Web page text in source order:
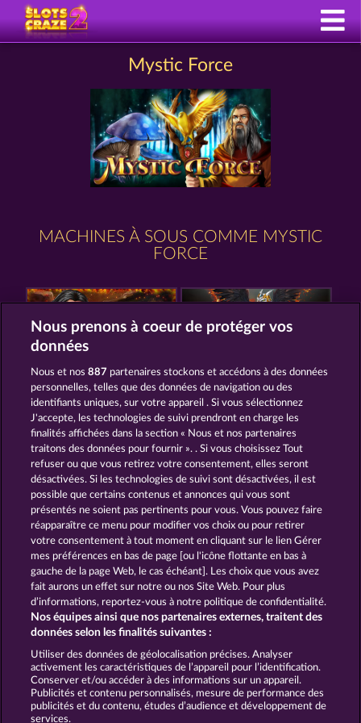
Mystic Force
MACHINES À SOUS COMME MYSTIC
FORCE
MIGHTY DRAGON THE GRIFFIN
THE LAND OF HEROES
CGU Charte de confidentialité
Mentions légales Société FAQ
Facebook
Envoyer la demande de rétractation
Nous prenons à coeur de protéger vos
données
Nous et nos887 partenaires stockons et accédons à des données
personnelles, telles que des données de navigation ou des
identifiants uniques, sur votre appareil . Si vous sélectionnez
J'accepte, les technologies de suivi prendront en charge les
finalités affichées dans la section « Nous et nos partenaires
traitons des données pour fournir ». . Si vous choisissez Tout
refuser ou que vous retirez votre consentement, elles seront
désactivées. Si les technologies de suivi sont désactivées, il est
possible que certains contenus et annonces qui vous sont
présentés ne soient pas pertinents pour vous. Vous pouvez faire
réapparaître ce menu pour modifier vos choix ou pour retirer
votre consentement à tout moment en cliquant sur le lien Gérer
mes préférences en bas de page [ou l'icône flottante en bas à
gauche de la page Web, le cas échéant]. Les choix que vous avez
fait aurons un effet sur notre ou nos Site Web. Pour plus
d’informations, reportez-vous à notre politique de confidentialité.
Nos équipes ainsi que nos partenaires externes, traitent des
données selon les finalités suivantes :
Utiliser des données de géolocalisation précises. Analyser
activement les caractéristiques de l’appareil pour l’identification.
Conserver et/ou accéder à des informations sur un appareil.
Publicités et contenu personnalisés, mesure de performance des
publicités et du contenu, études d’audience et développement de
services.